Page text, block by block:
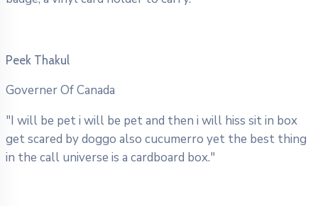
Peek Thakul
Governer Of Canada
"I will be pet i will be pet and then i will hiss sit in box
get scared by doggo also cucumerro yet the best thing
in the call universe is a cardboard box."